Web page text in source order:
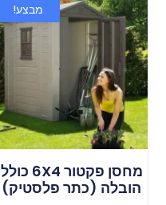
מבצע!
מחסן פקטור 6X4 כולל
הובלה (כתר פלסטיק)